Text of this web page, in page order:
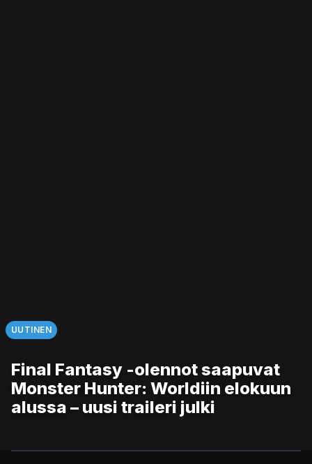
UUTINEN
Final Fantasy -olennot saapuvat
Monster Hunter: Worldiin elokuun
alussa – uusi traileri julki